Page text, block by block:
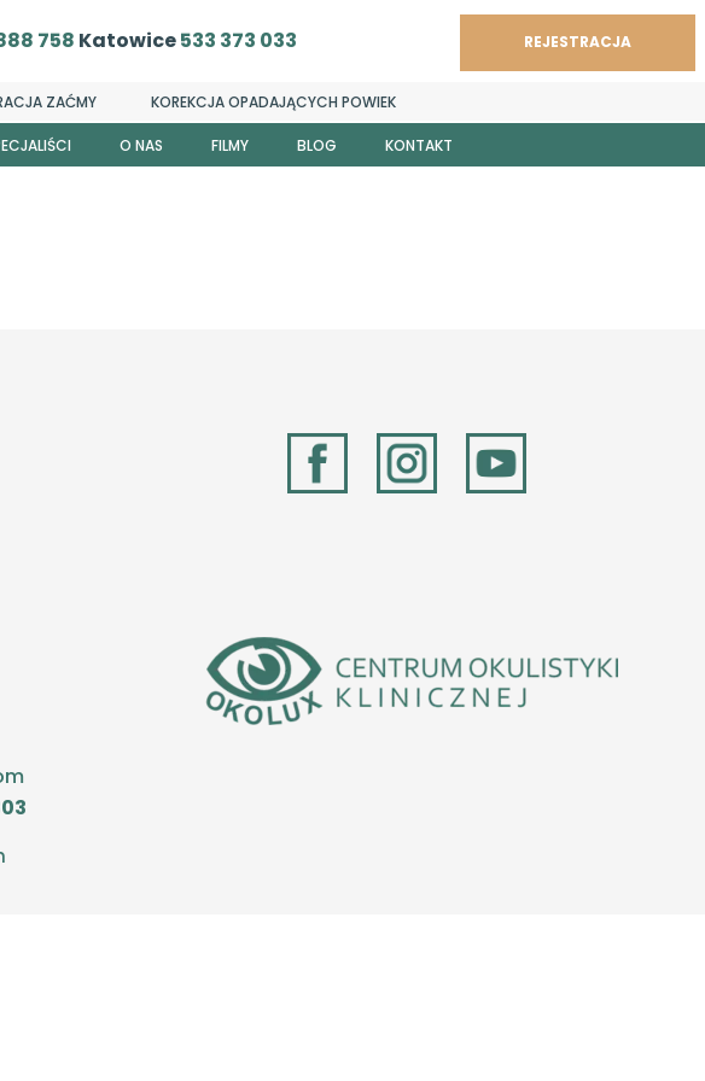
ZAĆMY KOREKCJA OPADAJĄCYCH POWIEK
758 Katowice533 373 033
Dr n. med. Daniela Ferda-Lewińska
Dr n. med. Katarzyna Jadczyk-Sorek
Dr n. med. Katarzyna Morawiec-Cieślar
O NAS FILMY BLOG KONTAKT
REJESTRACJA